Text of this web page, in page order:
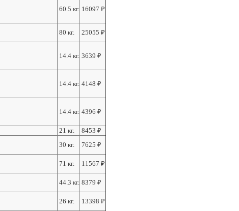
60.5 кг. 16097 ₽
80 кг. 25055 ₽
14.4 кг. 3639 ₽
14.4 кг. 4148 ₽
14.4 кг. 4396 ₽
21 кг. 8453 ₽
30 кг. 7625 ₽
71 кг. 11567 ₽
44.3 кг. 8379 ₽
26 кг. 13398 ₽